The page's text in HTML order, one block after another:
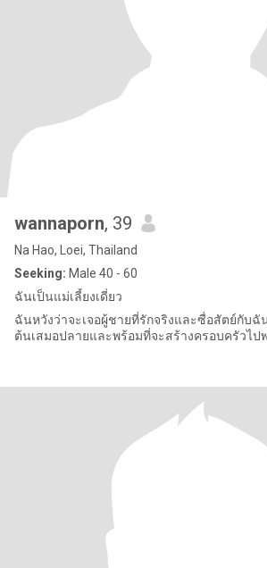
wannaporn, 39
Na Hao, Loei, Thailand
Seeking: Male 40 - 60
ฉันเป็นแม่เลี้ยงเดี่ยว
ฉันหวังว่าจะเจอผู้ชายที่รักจริงและซื่อสัตย์กับ
ต้นเสมอปลายและพร้อมที่จะสร้างครอบครัวไป